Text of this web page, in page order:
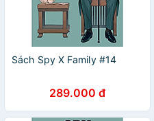
Sách Spy X Family #14
289.000 đ